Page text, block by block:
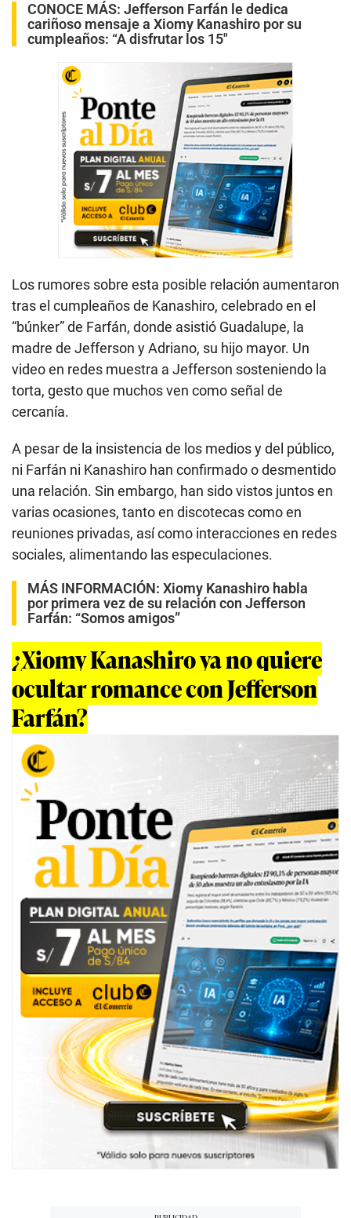
CONOCE MÁS: Jefferson Farfán le dedica
cariñoso mensaje a Xiomy Kanashiro por su
cumpleaños: “A disfrutar los 15″
Los rumores sobre esta posible relación aumentaron
tras el cumpleaños de Kanashiro, celebrado en el
“búnker” de Farfán, donde asistió Guadalupe, la
madre de Jefferson y Adriano, su hijo mayor. Un
video en redes muestra a Jefferson sosteniendo la
torta, gesto que muchos ven como señal de
cercanía.
A pesar de la insistencia de los medios y del público,
ni Farfán ni Kanashiro han confirmado o desmentido
una relación. Sin embargo, han sido vistos juntos en
varias ocasiones, tanto en discotecas como en
reuniones privadas, así como interacciones en redes
sociales, alimentando las especulaciones.
MÁS INFORMACIÓN: Xiomy Kanashiro habla
por primera vez de su relación con Jefferson
Farfán: “Somos amigos”
¿Xiomy Kanashiro ya no quiere
ocultar romance con Jefferson
Farfán?